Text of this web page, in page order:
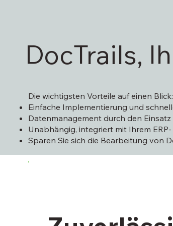
DocTrails,
Die wichtigsten Vorteile auf einen Blick:
Einfache Implementierung und
Datenmanagement durch den
Unabhängig, integriert mit Ihrem
Sparen Sie sich die Bearbeitung von